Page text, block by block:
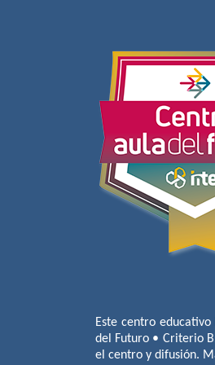
Este centro
del Futuro • Criterio
el centro y difusión.